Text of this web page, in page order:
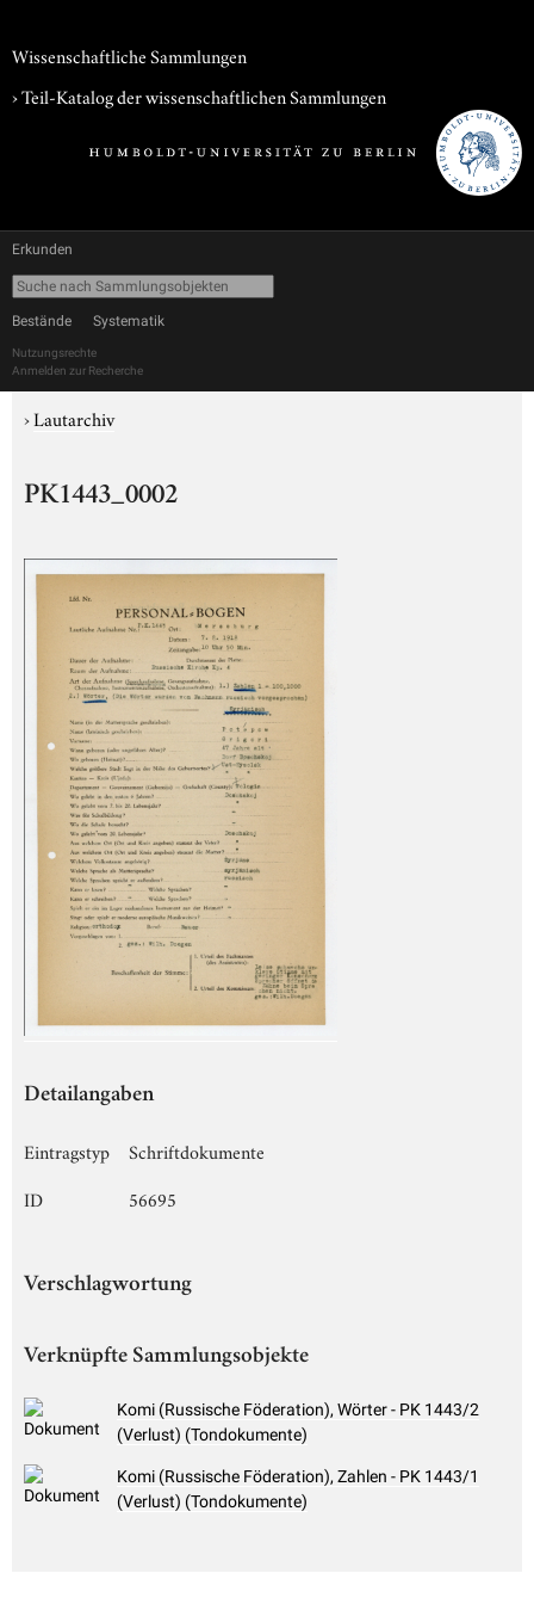
Wissenschaftliche Sammlungen
› Teil-Katalog der wissenschaftlichen Sammlungen
Erkunden
Bestände Systematik
Nutzungsrechte
Anmelden zur Recherche
›Lautarchiv
PK1443_0002
Detailangaben
Eintragstyp
Schriftdokumente
ID
56695
Verschlagwortung
Verknüpfte Sammlungsobjekte
Komi (Russische Föderation), Wörter - PK 1443/2
(Verlust) (Tondokumente)
Komi (Russische Föderation), Zahlen - PK 1443/1
(Verlust) (Tondokumente)